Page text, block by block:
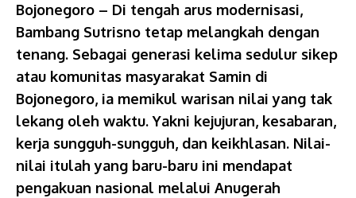
Bojonegoro – Di tengah arus modernisasi,
Bambang Sutrisno tetap melangkah dengan
tenang. Sebagai generasi kelima sedulur sikep
atau komunitas masyarakat Samin di
Bojonegoro, ia memikul warisan nilai yang tak
lekang oleh waktu. Yakni kejujuran, kesabaran,
kerja sungguh-sungguh, dan keikhlasan. Nilai-
nilai itulah yang baru-baru ini mendapat
pengakuan nasional melalui Anugerah